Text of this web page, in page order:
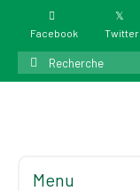
Facebook Twitter
Rechercher
:
Menu